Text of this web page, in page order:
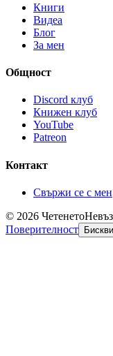
Книги
Видеа
Блог
За мен
Общност
Discord клуб
Книжен клуб
YouTube
Patreon
Контакт
Свържи се с мен
© 2026
Поверителност